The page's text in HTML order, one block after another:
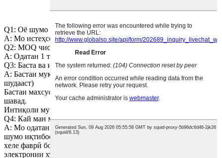
Q1: Оё шумо корхона ҳастед?Шумо дар куҷо ҷойгиред?
A: Мо истеҳсолкунанда ҳастем.
Q2: MOQ чист?
A: Одатан 1 тонна
Q3: Баста ва интиқол.
A: Бастаи муқаррарӣ: картон (ба нархи ягона дохил карда
шудааст)
Бастаи махсус: бояд мувофиқи вазъияти воқеӣ пардохт карда
шавад.
Интиқоли муқаррарӣ: интиқоли боркашонии пешбарии шумо.
Q4: Кай ман метавонам пешниҳод кунам?
A: Мо одатан дар давоми 24 соат пас аз гирифтани дархости
шумо иқтибос мекунем.Агар шумо барои гирифтани нарх
хеле фаврӣ бошед, лутфан ба мо занг занед ё дар почтаи
электронии худ ба мо бигӯед, то мо метавонем ба шумо